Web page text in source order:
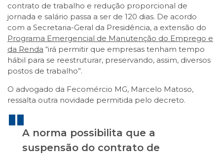
contrato de trabalho e redução proporcional de
jornada e salário passa a ser de 120 dias. De acordo
com a Secretaria-Geral da Presidência, a extensão do
Programa Emergencial de Manutenção do Emprego e
da Renda “irá permitir que empresas tenham tempo
hábil para se reestruturar, preservando, assim, diversos
postos de trabalho”.
O advogado da Fecomércio MG, Marcelo Matoso,
ressalta outra novidade permitida pelo decreto.
A norma possibilita que a
suspensão do contrato de